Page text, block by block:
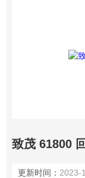
致茂 61800
更新时间： 2023-